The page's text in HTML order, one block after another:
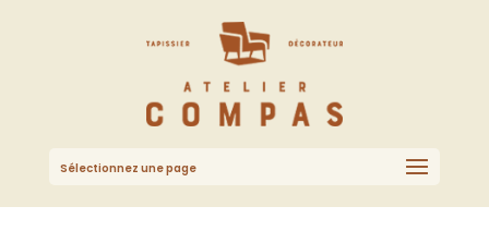
Sélectionnez une page